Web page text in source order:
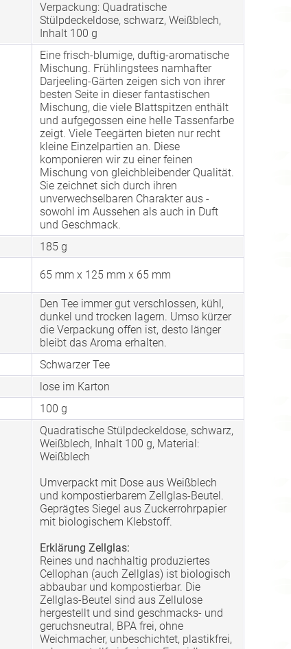
Verpackung: Quadratische
Stülpdeckeldose, schwarz, Weißblech,
Inhalt 100 g
Eine frisch-blumige, duftig-aromatische
Mischung. Frühlingstees namhafter
Darjeeling-Gärten zeigen sich von ihrer
besten Seite in dieser fantastischen
Mischung, die viele Blattspitzen enthält
und aufgegossen eine helle Tassenfarbe
zeigt. Viele Teegärten bieten nur recht
kleine Einzelpartien an. Diese
komponieren wir zu einer feinen
Mischung von gleichbleibender Qualität.
Sie zeichnet sich durch ihren
unverwechselbaren Charakter aus -
sowohl im Aussehen als auch in Duft
und Geschmack.
185 g
65 mm x 125 mm x 65 mm
Den Tee immer gut verschlossen, kühl,
dunkel und trocken lagern. Umso kürzer
die Verpackung offen ist, desto länger
bleibt das Aroma erhalten.
Schwarzer Tee
lose im Karton
100 g
Quadratische Stülpdeckeldose, schwarz,
Weißblech, Inhalt 100 g, Material:
Weißblech
Umverpackt mit Dose aus Weißblech
und kompostierbarem Zellglas-Beutel.
Geprägtes Siegel aus Zuckerrohrpapier
mit biologischem Klebstoff.
Erklärung Zellglas:
Reines und nachhaltig produziertes
Cellophan (auch Zellglas) ist biologisch
abbaubar und kompostierbar. Die
Zellglas-Beutel sind aus Zellulose
hergestellt und sind geschmacks- und
geruchsneutral, BPA frei, ohne
Weichmacher, unbeschichtet, plastikfrei,